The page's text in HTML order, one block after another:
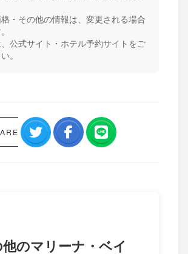
・その他の情報は、変更される場合
公式サイト・ホテル予約サイトをご
。
のマリーナ・ベイ